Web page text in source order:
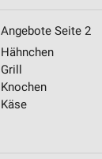
Angebote Seite 2
Hähnchen
Grill
Knochen
Käse